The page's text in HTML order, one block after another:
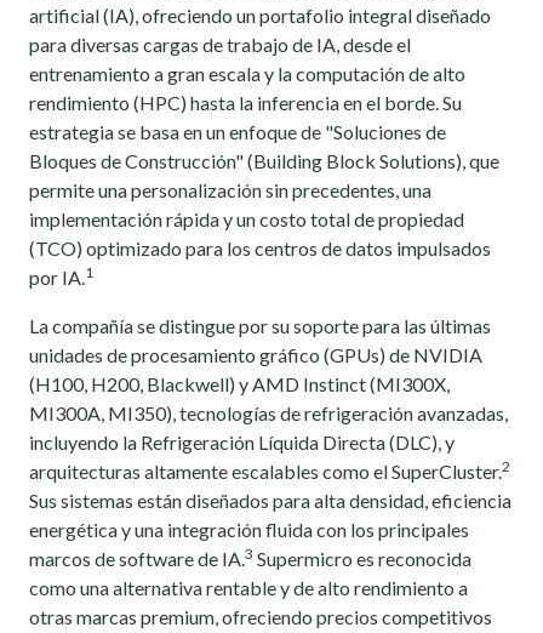
artificial (IA), ofreciendo un portafolio integral diseñado
para diversas cargas de trabajo de IA, desde el
entrenamiento a gran escala y la computación de alto
rendimiento (HPC) hasta la inferencia en el borde. Su
estrategia se basa en un enfoque de "Soluciones de
Bloques de Construcción" (Building Block Solutions), que
permite una personalización sin precedentes, una
implementación rápida y un costo total de propiedad
(TCO) optimizado para los centros de datos impulsados
por IA.1
La compañía se distingue por su soporte para las últimas
unidades de procesamiento gráfico (GPUs) de NVIDIA
(H100, H200, Blackwell) y AMD Instinct (MI300X,
MI300A, MI350), tecnologías de refrigeración avanzadas,
incluyendo la Refrigeración Líquida Directa (DLC), y
arquitecturas altamente escalables como el SuperCluster.2
Sus sistemas están diseñados para alta densidad, eficiencia
energética y una integración fluida con los principales
marcos de software de IA.3 Supermicro es reconocida
como una alternativa rentable y de alto rendimiento a
otras marcas premium, ofreciendo precios competitivos